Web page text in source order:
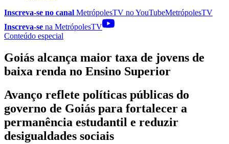
Inscreva-se no canal MetrópolesTV noYouTubeMetrópolesTV
Inscreva-se na MetrópolesTV
Conteúdo especial
Goiás alcança maior taxa de jovens de
baixa renda no Ensino Superior
Avanço reflete políticas públicas do
governo de Goiás para fortalecer a
permanência estudantil e reduzir
desigualdades sociais